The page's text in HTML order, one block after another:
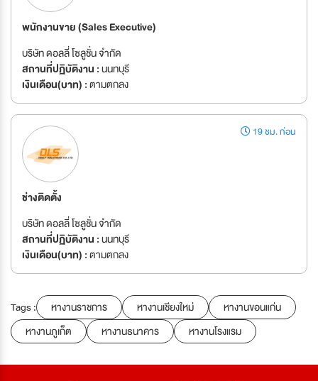
พนักงานขาย (Sales Executive)
บริษัท ดอลลี่ โซลูชั่น จำกัด
สถานที่ปฏิบัติงาน :นนทบุรี
เงินเดือน(บาท) :ตามตกลง
19 ชม. ก่อน
ช่างติดตั้ง
บริษัท ดอลลี่ โซลูชั่น จำกัด
สถานที่ปฏิบัติงาน :นนทบุรี
เงินเดือน(บาท) :ตามตกลง
Tags : หางานราชการ หางานเชียงใหม่
หางานขอนแก่น
หางานภูเก็ต
หางานธนาคาร หางานโรงแรม